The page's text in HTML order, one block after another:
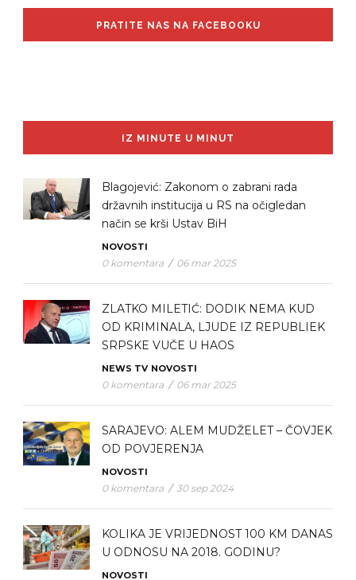
PRATITE NAS NA FACEBOOKU
IZ MINUTE U MINUT
Blagojević: Zakonom o zabrani rada
državnih institucija u RS na očigledan
način se krši Ustav BiH
NOVOSTI
0 komentara / 06 mar 2025
ZLATKO MILETIĆ: DODIK NEMA KUD
OD KRIMINALA, LJUDE IZ REPUBLIEK
SRPSKE VUČE U HAOS
NEWS TV NOVOSTI
0 komentara / 06 mar 2025
SARAJEVO: ALEM MUDŽELET – ČOVJEK
OD POVJERENJA
NOVOSTI
0 komentara / 30 sep 2024
KOLIKA JE VRIJEDNOST 100 KM DANAS
U ODNOSU NA 2018. GODINU?
NOVOSTI